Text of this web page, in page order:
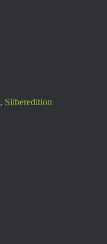
, Silberedition